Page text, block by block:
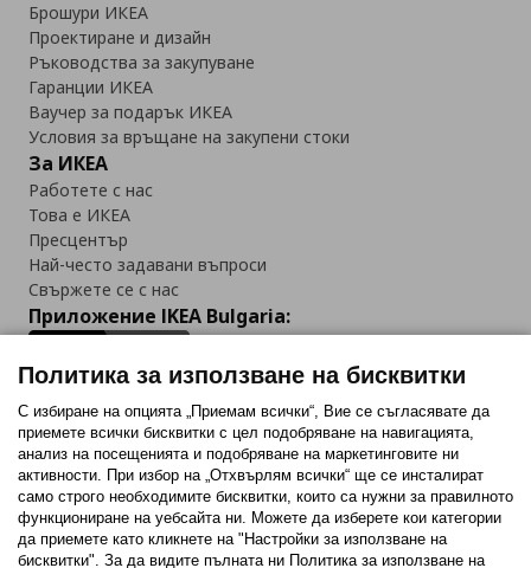
Брошури ИКЕА
Проектиране и дизайн
Ръководства за закупуване
Гаранции ИКЕА
Ваучер за подарък ИКЕА
Условия за връщане на закупени стоки
За ИКЕА
Работете с нас
Това е ИКЕА
Пресцентър
Най-често задавани въпроси
Свържете се с нас
Приложение IKEA Bulgaria:
Последвайте ни:
FacebookTwitterYoutubePinterestInstagram
Политика за използване на бисквитки
С избиране на опцията „Приемам всички“, Вие се съгласявате да
приемете всички бисквитки с цел подобряване на навигацията,
анализ на посещенията и подобряване на маркетинговите ни
активности. При избор на „Отхвърлям всички“ ще се инсталират
само строго необходимитe бисквитки, които са нужни за правилното
функциониране на уебсайта ни. Можете да изберете кои категории
да приемете като кликнете на "Настройки за използване на
бисквитки". За да видите пълната ни Политика за използване на